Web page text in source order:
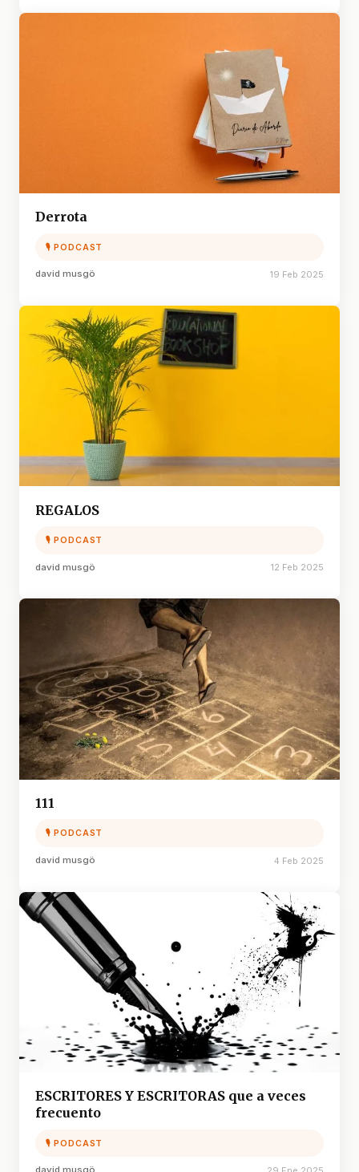
Derrota
🎙 PODCAST
david musgö 19 Feb 2025
REGALOS
🎙 PODCAST
david musgö 12 Feb 2025
111
🎙 PODCAST
david musgö 4 Feb 2025
ESCRITORES Y ESCRITORAS que a veces
frecuento
🎙 PODCAST